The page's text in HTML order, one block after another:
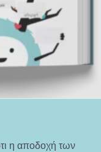
η αποδοχή των